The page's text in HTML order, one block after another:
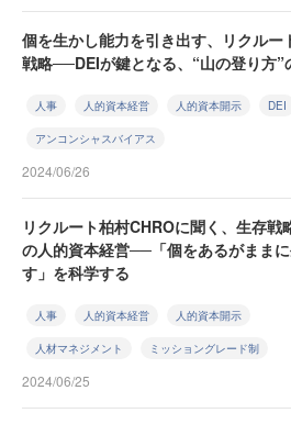
個を生かし能力を引き出す、リクルー
戦略──DEIが鍵となる、“山の登り方”
人事 人的資本経営 人的資本開示 DEI
アンコンシャスバイアス
2024/06/26
リクルート柏村CHROに聞く、生存戦
の人的資本経営──「個をあるがまま
す」を科学する
人事 人的資本経営 人的資本開示
人材マネジメント ミッショングレード制
2024/06/25